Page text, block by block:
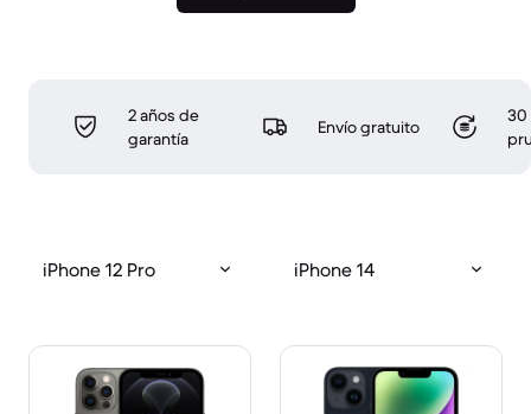
2 años de
garantía
Envío gratuito
30
iPhone 12 Pro iPhone 14